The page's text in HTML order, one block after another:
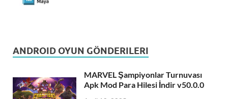
ANDROID OYUN GÖNDERILERI
MARVEL Şampiyonlar Turnuvası
Apk Mod Para Hilesi İndir v50.0.0